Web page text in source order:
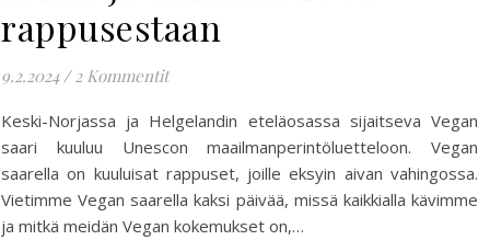
rappusestaan
9.2.2024 / 2 Kommentit
Keski-Norjassa ja Helgelandin eteläosassa sijaitseva Vegan
saari kuuluu Unescon maailmanperintöluetteloon. Vegan
saarella on kuuluisat rappuset, joille eksyin aivan vahingossa.
Vietimme Vegan saarella kaksi päivää, missä kaikkialla kävimme
ja mitkä meidän Vegan kokemukset on,…